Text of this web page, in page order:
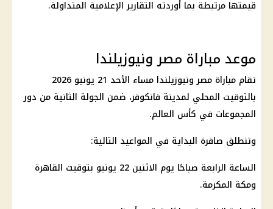
قيمتها مرتبطة بما أوردته التقارير الإعلامية المتداولة.
موعد مباراة مصر ونيوزيلندا
تقام مباراة مصر ونيوزيلندا مساء الأحد 21 يونيو 2026
بالتوقيت المحلي لمدينة فانكوفر، ضمن الجولة الثانية من دور
المجموعات في كأس العالم.
وتنطلق صافرة البداية في المواعيد التالية:
الساعة الرابعة صباحًا يوم الاثنين 22 يونيو بتوقيت القاهرة
ومكة المكرمة.